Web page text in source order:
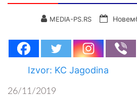
MEDIA-PS.RS
Izvor: KC Jagodina
26/11/2019